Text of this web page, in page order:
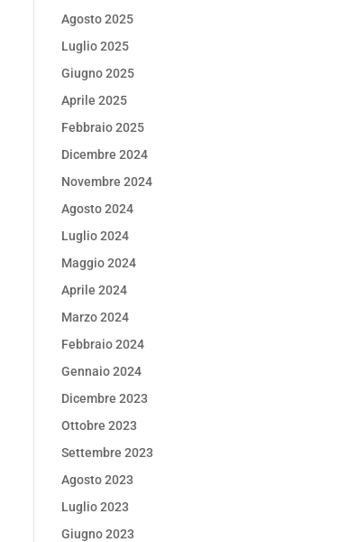
Agosto 2025
Luglio 2025
Giugno 2025
Aprile 2025
Febbraio 2025
Dicembre 2024
Novembre 2024
Agosto 2024
Luglio 2024
Maggio 2024
Aprile 2024
Marzo 2024
Febbraio 2024
Gennaio 2024
Dicembre 2023
Ottobre 2023
Settembre 2023
Agosto 2023
Luglio 2023
Giugno 2023